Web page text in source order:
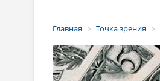
Главная Точка зрения